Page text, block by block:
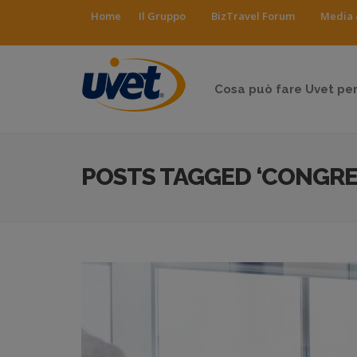
Home Il Gruppo BizTravel Forum Media
Cosa può fare Uvet
POSTS TAGGED